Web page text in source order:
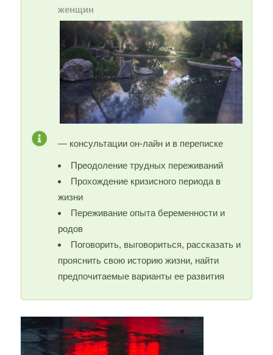
женщин
— консультации он-лайн и в переписке
Преодоление трудных переживаний
Прохождение кризисного периода в
жизни
Переживание опыта беременности и
родов
Поговорить, выговориться, рассказать и
прояснить свою историю жизни, найти
предпочитаемые варианты ее развития